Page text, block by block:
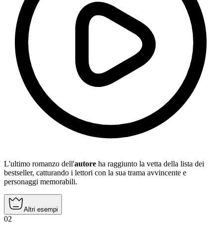
L'ultimo romanzo dell'autore ha raggiunto la vetta della lista dei
bestseller, catturando i lettori con la sua trama avvincente e
personaggi memorabili.
Altri esempi
02